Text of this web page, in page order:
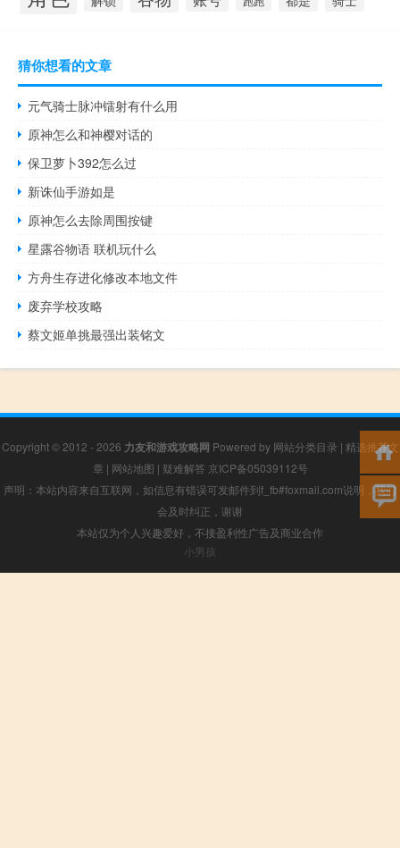
猜你想看的文章
元气骑士脉冲镭射有什么用
原神怎么和神樱对话的
保卫萝卜392怎么过
新诛仙手游如是
原神怎么去除周围按键
星露谷物语 联机玩什么
方舟生存进化修改本地文件
废弃学校攻略
蔡文姬单挑最强出装铭文
Copyright © 2012 - 2026 力友和游戏攻略网 Powered by 网站分类目录 | 精选推荐文
章 | 网站地图 | 疑难解答 京ICP备05039112号
声明：本站内容来自互联网，如信息有错误可发邮件到f_fb#foxmail.com说明，我们
会及时纠正，谢谢
本站仅为个人兴趣爱好，不接盈利性广告及商业合作
小男孩